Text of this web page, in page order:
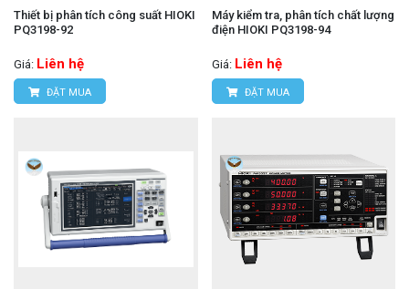
Thiết bị phân tích công suất HIOKI
PQ3198-92
Giá: Liên hệ
ĐẶT MUA
Máy kiểm tra, phân tích chất lượng
điện HIOKI PQ3198-94
Giá: Liên hệ
ĐẶT MUA